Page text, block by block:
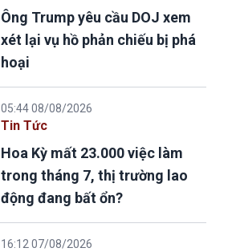
Ông Trump yêu cầu DOJ xem
xét lại vụ hồ phản chiếu bị phá
hoại
05:44 08/08/2026
Tin Tức
Hoa Kỳ mất 23.000 việc làm
trong tháng 7, thị trường lao
động đang bất ổn?
16:12 07/08/2026